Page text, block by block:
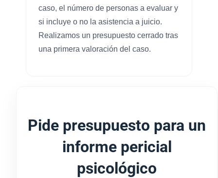
caso, el número de personas a evaluar y
si incluye o no la asistencia a juicio.
Realizamos un presupuesto cerrado tras
una primera valoración del caso.
Pide presupuesto para un
informe pericial
psicológico